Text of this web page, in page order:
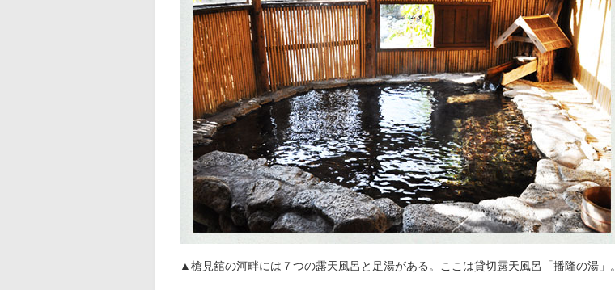
▲槍見舘の河畔には７つの露天風呂と足湯がある。ここは貸切露天風呂「播隆の湯」。